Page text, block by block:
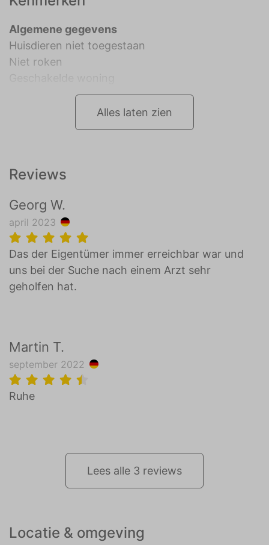
Algemene gegevens
Huisdieren niet toegestaan
Niet roken
Alles laten zien
Reviews
Georg W.
april 2023
Das der Eigentümer immer erreichbar war und
uns bei der Suche nach einem Arzt sehr
geholfen hat.
Martin T.
september 2022
Ruhe
Lees alle 3 reviews
Locatie & omgeving